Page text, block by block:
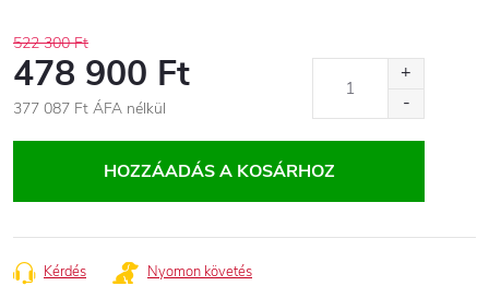
522 300 Ft
478 900 Ft
377 087 Ft ÁFA nélkül
HOZZÁADÁS A KOSÁRHOZ
Kérdés Nyomon követés